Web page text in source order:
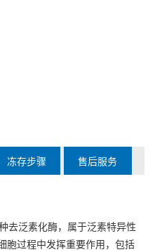
冻存步骤 售后服务
去泛素化酶，属于泛素特异性
胞过程中发挥重要作用，包括